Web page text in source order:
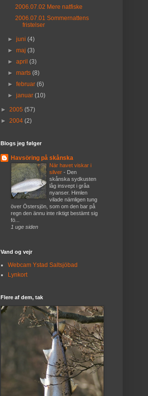
2006.07.02 Mere natfiske
2006.07.01 Sommernattens
fristelser
►juni(4)
►maj(3)
►april(3)
►marts(8)
►februar(6)
►januar(10)
► 2005 (57)
► 2004 (2)
Blogs jeg følger
Havsöring på skånska
När havet viskar i
silver - Den
skånska sydkusten
låg insvept i gråa
nyanser. Himlen
vilade nämligen tung
över Östersjön, som om den bar på
regn den ännu inte riktigt bestämt sig
fö...
1 uge siden
Vand og vejr
Webcam Ystad Saltsjöbad
Lynkort
Flere af dem, tak